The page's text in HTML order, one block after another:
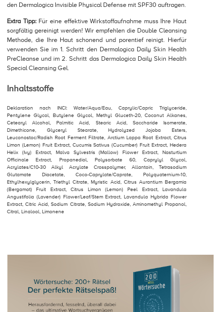
den Dermalogica Invisible Physical Defense mit SPF30 auftragen.
Extra Tipp:Für eine effektive Wirkstoffaufnahme muss Ihre Haut
sorgfältig gereinigt werden! Wir empfehlen die Double Cleansing
Methode, die Ihre Haut schonend und porentief reinigt. Hierfür
verwenden Sie im 1. Schritt den Dermalogica Daily Skin Health
PreCleanse und im 2. Schritt das Dermalogica Daily Skin Health
Special Cleansing Gel.
Inhaltsstoffe
Deklaration nach INCI: Water/Aqua/Eau, Caprylic/Capric Triglyceride,
Pentylene Glycol, Butylene Glycol, Methyl Gluceth-20, Coconut Alkanes,
Cetearyl Alcohol, Palmitic Acid, Stearic Acid, Saccharide Isomerate,
Dimethicone, Glyceryl Stearate, Hydrolyzed Jojoba Esters,
Leuconostoc/Radish Root Ferment Filtrate, Arctium Lappa Root Extract, Citrus
Limon (Lemon) Fruit Extract, Cucumis Sativus (Cucumber) Fruit Extract, Hedera
Helix (Ivy) Extract, Malva Sylvestris (Mallow) Flower Extract, Nasturtium
Officinale Extract, Propanediol, Polysorbate 60, Caprylyl Glycol,
Acrylates/C10-30 Alkyl Acrylate Crosspolymer, Allantoin, Tetrasodium
Glutamate Diacetate, Coco-Caprylate/Caprate, Polyquaternium-10,
Ethylhexylglycerin, Triethyl Citrate, Myristic Acid, Citrus Aurantium Bergamia
(Bergamot) Fruit Extract, Citrus Limon (Lemon) Peel Extract, Lavandula
Angustifolia (Lavender) Flower/Leaf/Stem Extract, Lavandula Hybrida Flower
Extract, Citric Acid, Sodium Citrate, Sodium Hydroxide, Aminomethyl Propanol,
Citral, Linalool, Limonene